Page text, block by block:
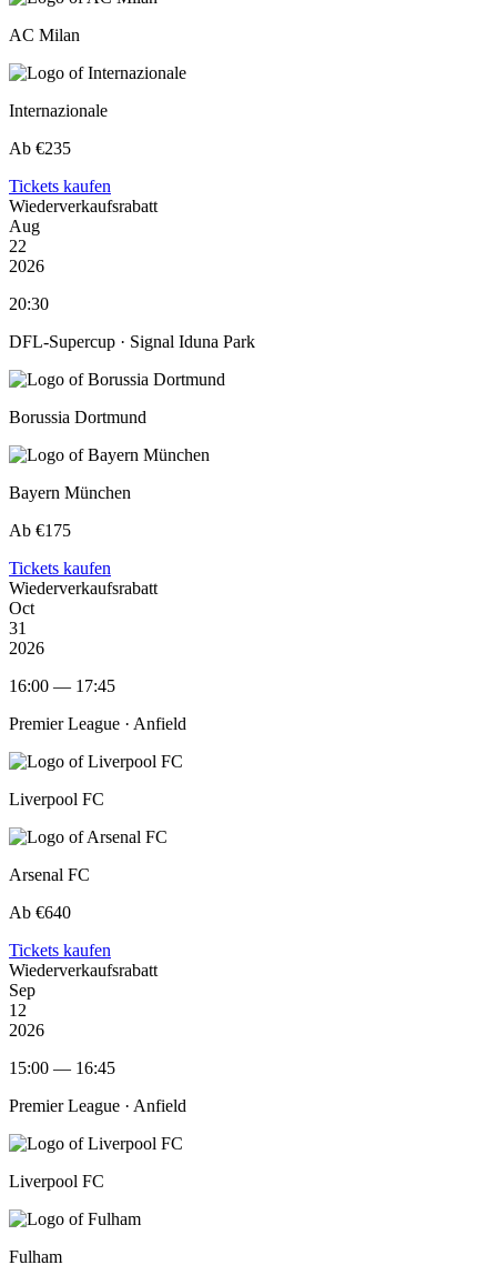
AC Milan
Internazionale
Ab €235
Tickets kaufen
Wiederverkaufsrabatt
Aug
22
2026
20:30
DFL-Supercup · Signal Iduna Park
Borussia Dortmund
Bayern München
Ab €175
Tickets kaufen
Wiederverkaufsrabatt
Oct
31
2026
16:00 — 17:45
Premier League · Anfield
Liverpool FC
Arsenal FC
Ab €640
Tickets kaufen
Wiederverkaufsrabatt
Sep
12
2026
15:00 — 16:45
Premier League · Anfield
Liverpool FC
Fulham